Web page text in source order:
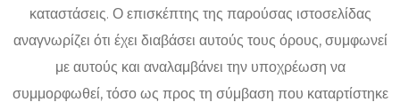
καταστάσεις. Ο επισκέπτης της παρούσας ιστοσελίδας
αναγνωρίζει ότι έχει διαβάσει αυτούς τους όρους, συμφωνεί
με αυτούς και αναλαμβάνει την υποχρέωση να
συμμορφωθεί, τόσο ως προς τη σύμβαση που καταρτίστηκε